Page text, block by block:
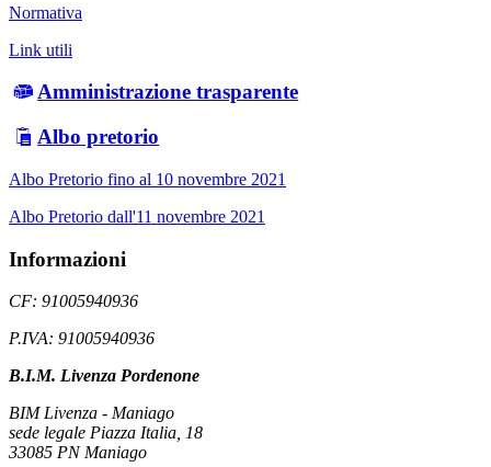
Normativa
Link utili
Amministrazione trasparente
Albo pretorio
Albo Pretorio fino al 10 novembre 2021
Albo Pretorio dall'11 novembre 2021
Informazioni
CF: 91005940936
P.IVA: 91005940936
B.I.M. Livenza Pordenone
BIM Livenza - Maniago
sede legale Piazza Italia, 18
33085 PN Maniago